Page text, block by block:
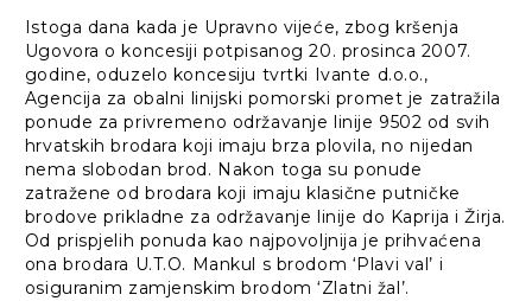
Istoga dana kada je Upravno vijeće, zbog kršenja
Ugovora o koncesiji potpisanog 20. prosinca 2007.
godine, oduzelo koncesiju tvrtki Ivante d.o.o.,
Agencija za obalni linijski pomorski promet je zatražila
ponude za privremeno održavanje linije 9502 od svih
hrvatskih brodara koji imaju brza plovila, no nijedan
nema slobodan brod. Nakon toga su ponude
zatražene od brodara koji imaju klasične putničke
brodove prikladne za održavanje linije do Kaprija i Žirja.
Od prispjelih ponuda kao najpovoljnija je prihvaćena
ona brodara U.T.O. Mankul s brodom ‘Plavi val’ i
osiguranim zamjenskim brodom ‘Zlatni žal’.